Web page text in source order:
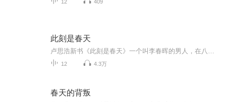
12 409
此刻是春天
12 4.3万
春天的背叛